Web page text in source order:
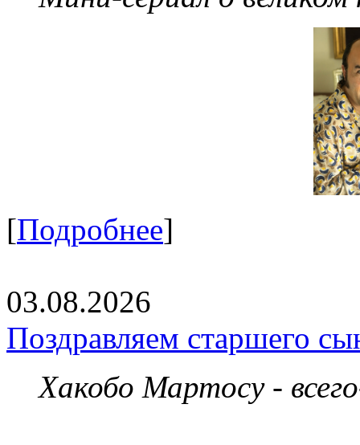
[Подробнее]
03.08.2026
Поздравляем старшего
Хакобо Мартосу -